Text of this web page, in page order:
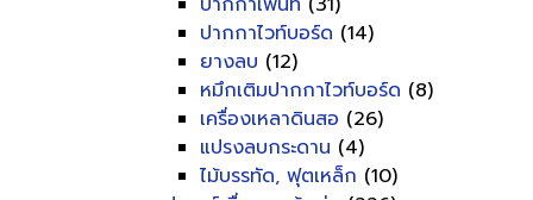
ปากกาไวท์บอร์ด (14)
ยางลบ (12)
หมึกเติมปากกาไวท์บอร์ด (8)
เครื่องเหลาดินสอ (26)
แปรงลบกระดาน (4)
ไม้บรรทัด, ฟุตเหล็ก (10)